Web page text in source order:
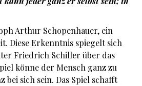
Arthur Schopenhauer, ein
Diese Erkenntnis spiegelt sich
Friedrich Schiller über das
könne der Mensch ganz zu
bei sich sein. Das Spiel schafft